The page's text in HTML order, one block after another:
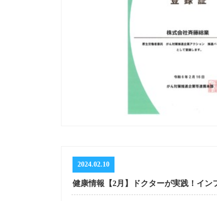
2024.02.10
健康情報【2月】ドクターが実践！イン